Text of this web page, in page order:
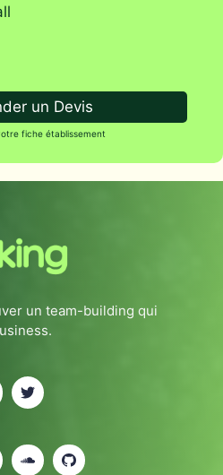
un Devis
fiche établissement
un team-building qui